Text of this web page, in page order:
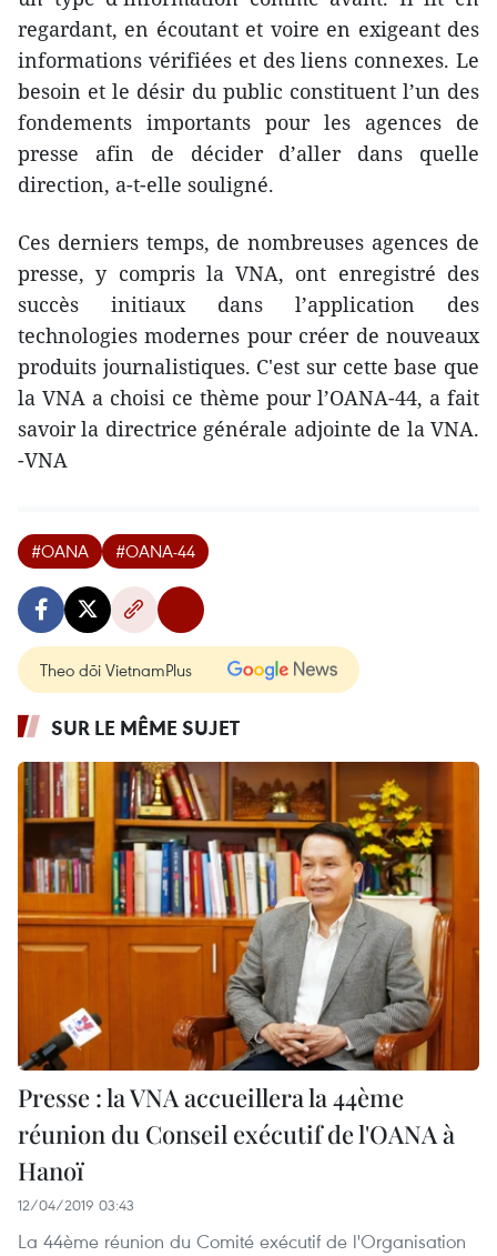
regardant, en écoutant et voire en exigeant des
informations vérifiées et des liens connexes. Le
besoin et le désir du public constituent l’un des
fondements importants pour les agences de
presse afin de décider d’aller dans quelle
direction, a-t-elle souligné.
Ces derniers temps, de nombreuses agences de
presse, y compris la VNA, ont enregistré des
succès initiaux dans l’application des
technologies modernes pour créer de nouveaux
produits journalistiques. C'est sur cette base que
la VNA a choisi ce thème pour l’OANA-44, a fait
savoir la directrice générale adjointe de la VNA.
-VNA
#OANA #OANA-44
Theo dõi VietnamPlus
SUR LE MÊME SUJET
Presse : la VNA accueillera la 44ème
réunion du Conseil exécutif de l'OANA à
Hanoï
12/04/2019 03:43
La 44ème réunion du Comité exécutif de l'Organisation